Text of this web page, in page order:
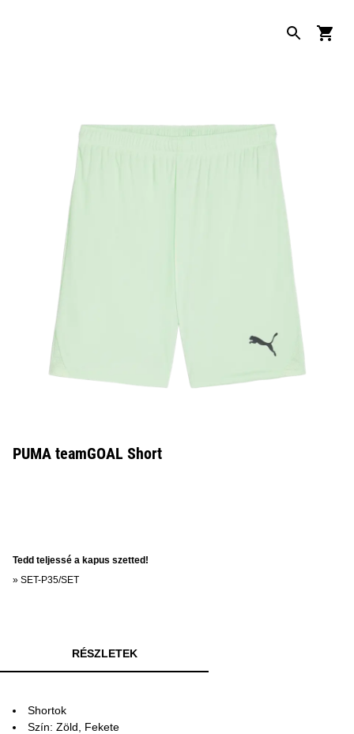
PUMA teamGOAL Short
Tedd teljessé a kapus szetted!
» SET-P35/SET
RÉSZLETEK
Shortok
Szín: Zöld, Fekete